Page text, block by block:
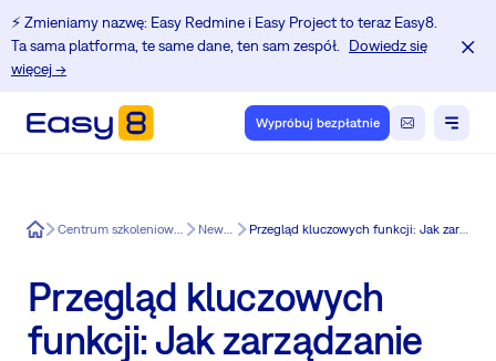
⚡️ Zmieniamy nazwę: Easy Redmine i Easy Project to teraz Easy8.
Ta sama platforma, te same dane, ten sam zespół.
Dowiedz się
więcej →
Wypróbuj bezpłatnie
Easy8 Centrum szkoleniowe dla użytkowników Redmine. News in Easy8 Przegląd kluczowych funkcji: Jak zarządzanie zasobami i konfiguracją pomaga firmom.
Przegląd kluczowych
funkcji: Jak zarządzanie